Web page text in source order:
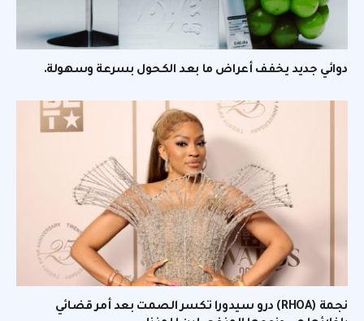
دوائي جديد يخفف أعراض ما بعد الكحول بسرعة وسهولة.
نجمة (RHOA) درو سيدورا تكسر الصمت بعد أمر قضائي